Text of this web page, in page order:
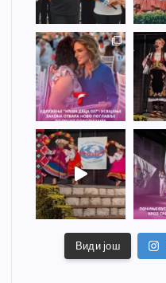
Види још